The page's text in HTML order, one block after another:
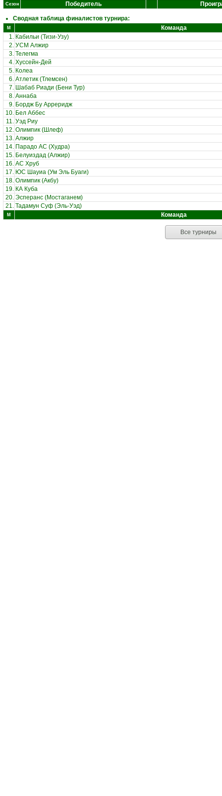
Сезон Победитель
Сводная таблица финалистов турнира:
М
Команда
1. Кабильи (Тизи-Узу)
2. УСМ Алжир
3. Телегма
4. Хуссейн-Дей
5. Колеа
6. Атлетик (Тлемсен)
7. Шабаб Риади (Бени Тур)
8. Аннаба
9. Бордж Бу Арреридж
10. Бел Аббес
11. Уэд Риу
12. Олимпик (Шлеф)
13. Алжир
14. Парадо АС (Худра)
15. Белуиздад (Алжир)
16. АС Хруб
17. ЮС Шауиа (Ум Эль Буаги)
18. Олимпик (Акбу)
19. КА Куба
20. Эсперанс (Мостаганем)
21. Тадамун Суф (Эль-Уэд)
М Команда
Все турниры